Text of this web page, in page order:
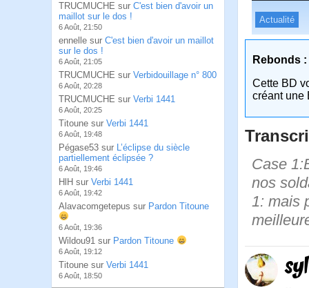
TRUCMUCHE sur C'est bien d'avoir un
maillot sur le dos !
6 Août, 21:50
ennelle sur C'est bien d'avoir un maillot
sur le dos !
6 Août, 21:05
TRUCMUCHE sur Verbidouillage n° 800
6 Août, 20:28
TRUCMUCHE sur Verbi 1441
6 Août, 20:25
Titoune sur Verbi 1441
6 Août, 19:48
Pégase53 sur L’éclipse du siècle
partiellement éclipsée ?
6 Août, 19:46
HlH sur Verbi 1441
6 Août, 19:42
Alavacomgetepus sur Pardon Titoune
6 Août, 19:36
Wildou91 sur Pardon Titoune
6 Août, 19:12
Titoune sur Verbi 1441
6 Août, 18:50
Actualité
Rebonds :
Cette BD
créant une
Case
nos
1: mais